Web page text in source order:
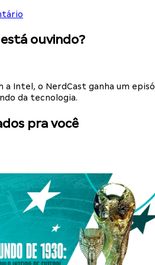
ouvindo?
a Intel, o NerdCast ganha um
da tecnologia.
pra você